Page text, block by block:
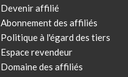
Devenir affilié
Abonnement des affiliés
Politique à l'égard des tiers
Espace revendeur
Domaine des affiliés